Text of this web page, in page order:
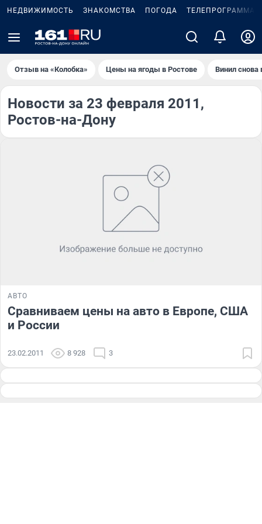
НЕДВИЖИМОСТЬ ЗНАКОМСТВА ПОГОДА ТЕЛЕПРОГРАММА
Отзыв на «Колобка» Цены на ягоды в Ростове Винил снова
Новости за 23 февраля 2011,
Ростов-на-Дону
АВТО
Сравниваем цены на авто в Европе, США
и России
23.02.2011 8 928 3